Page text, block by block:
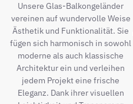
Unsere Glas-Balkongeländer
vereinen auf wundervolle Weise
Ästhetik und Funktionalität. Sie
fügen sich harmonisch in sowohl
moderne als auch klassische
Architektur ein und verleihen
jedem Projekt eine frische
Eleganz. Dank ihrer visuellen